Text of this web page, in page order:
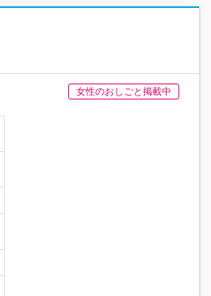
女性のおしごと掲載中